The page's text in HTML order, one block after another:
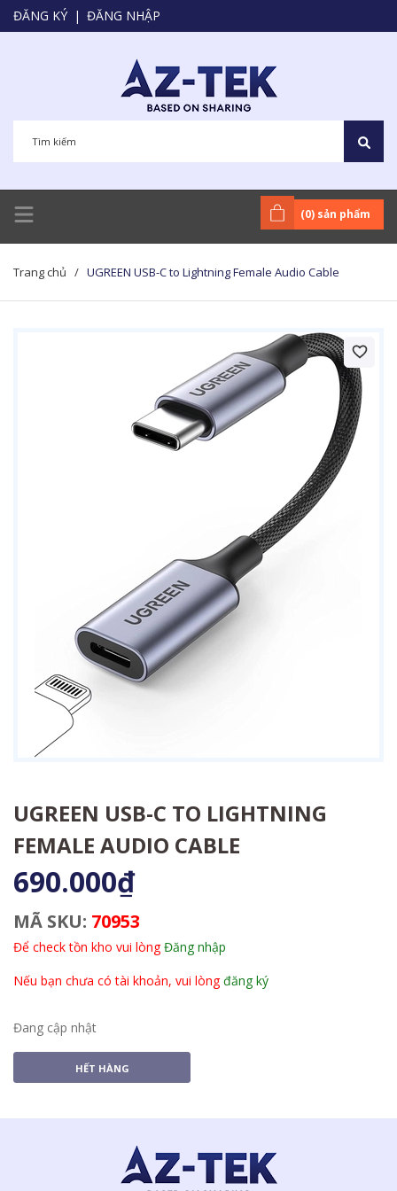
ĐĂNG KÝ | ĐĂNG NHẬP
(0) sản phẩm
Trang chủ / UGREEN USB-C to Lightning Female Audio Cable
UGREEN USB-C TO LIGHTNING
FEMALE AUDIO CABLE
690.000₫
MÃ SKU: 70953
Để check tồn kho vui lòngĐăng nhập
Nếu bạn chưa có tài khoản, vui lòngđăng ký
Đang cập nhật
HẾT HÀNG